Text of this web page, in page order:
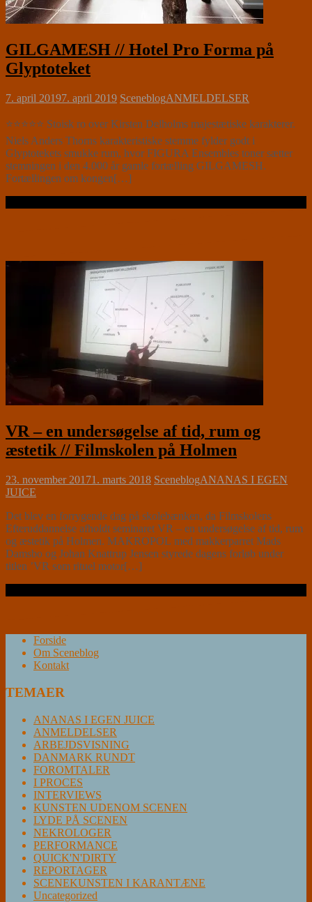
GILGAMESH // Hotel Pro Forma på
Glyptoteket
7. april 20197. april 2019 SceneblogANMELDELSER
⭐⭐⭐⭐⭐ Stoisk ro over Kirsten Delholms majestætiske karakterer.
Niels Anders Thorns karakteristiske stemme fylder godt i
Glyptotekets smukke rum, hvor FIGURA Ensembles toner sætter
stemningen i den 4.000 år gamle fortælling GILGAMESH.
Fortællingen om kongen[…]
VR – en undersøgelse af tid, rum og
æstetik // Filmskolen på Holmen
23. november 20171. marts 2018 SceneblogANANAS I EGEN
JUICE
Det blev en forrygende dag på skolebænken, da Filmskolens
Efteruddannelse afholdt seminaret VR – en undersøgelse af tid, rum
og æstetik på Holmen. MAKROPOL med makkerparret Mads
Damsbo og Johan Knattrup Jensen styrede dagens forløb under
titlen ’VR som rituel motor[…]
Forside
Om Sceneblog
Kontakt
TEMAER
ANANAS I EGEN JUICE
ANMELDELSER
ARBEJDSVISNING
DANMARK RUNDT
FOROMTALER
I PROCES
INTERVIEWS
KUNSTEN UDENOM SCENEN
LYDE PÅ SCENEN
NEKROLOGER
PERFORMANCE
QUICK'N'DIRTY
REPORTAGER
SCENEKUNSTEN I KARANTÆNE
Uncategorized